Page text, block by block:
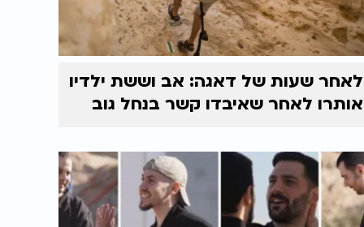
לאחר שעות של דאגה: אב וששת ילדיו
אותרו לאחר שאיבדו קשר בנחל גוב